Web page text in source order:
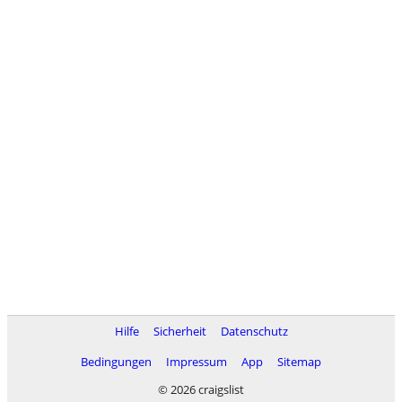
Hilfe Sicherheit
Datenschutz
Bedingungen
Impressum App
Sitemap
© 2026 craigslist